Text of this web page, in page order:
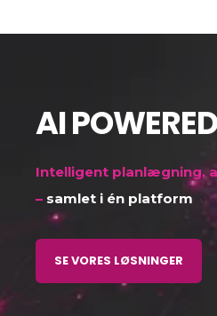
AI POWERED
Intelligent planlægning,
– samlet i én platform
SE VORES LØSNINGER